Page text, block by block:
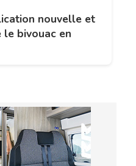
nouvelle et
bivouac en